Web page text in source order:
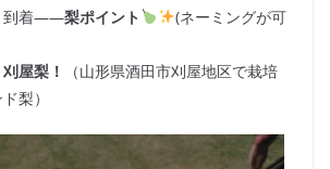
到着――梨ポイント
(ネーミングが可
刈屋梨！
（山形県酒田市刈屋地区で栽培
梨）